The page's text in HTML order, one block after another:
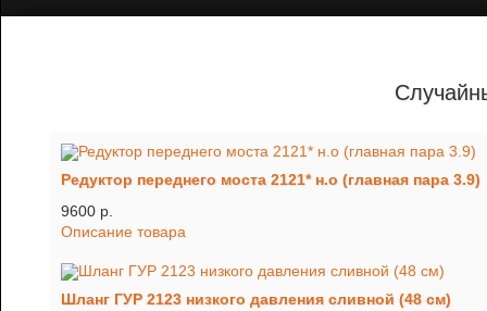
Редуктор переднего моста 2121* н.о (главная пара 3.9)
9600 p.
Описание товара
Шланг ГУР 2123 низкого давления сливной (48 см)